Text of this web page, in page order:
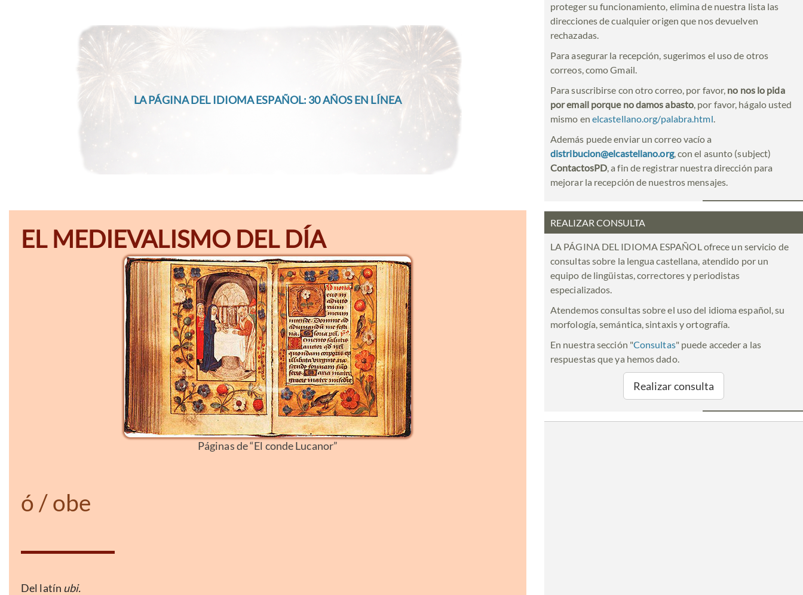
LA PÁGINA DEL IDIOMA ESPAÑOL: 30 AÑOS EN LÍNEA
EL MEDIEVALISMO DEL DÍA
Páginas de “El conde Lucanor”
ó / obe
Del latín ubi.
proteger su funcionamiento, elimina de nuestra lista las
direcciones de cualquier origen que nos devuelven
rechazadas.
Para asegurar la recepción, sugerimos el uso de otros
correos, como Gmail.
Para suscribirse con otro correo, por favor, no nos lo pida
por email porque no damos abasto, por favor, hágalo usted
mismo en elcastellano.org/palabra.html.
Además puede enviar un correo vacío a
distribucion@elcastellano.org, con el asunto (subject)
ContactosPD, a fin de registrar nuestra dirección para
mejorar la recepción de nuestros mensajes.
REALIZAR CONSULTA
LA PÁGINA DEL IDIOMA ESPAÑOL ofrece un servicio de
consultas sobre la lengua castellana, atendido por un
equipo de lingüistas, correctores y periodistas
especializados.
Atendemos consultas sobre el uso del idioma español, su
morfología, semántica, sintaxis y ortografía.
En nuestra sección "Consultas" puede acceder a las
respuestas que ya hemos dado.
Realizar consulta